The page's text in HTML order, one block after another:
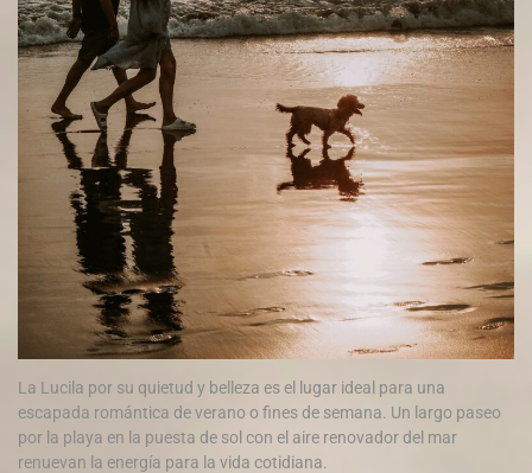
La Lucila por su quietud y belleza es el lugar ideal para una
escapada romántica de verano o fines de semana. Un largo paseo
por la playa en la puesta de sol con el aire renovador del mar
renuevan la energía para la vida cotidiana.